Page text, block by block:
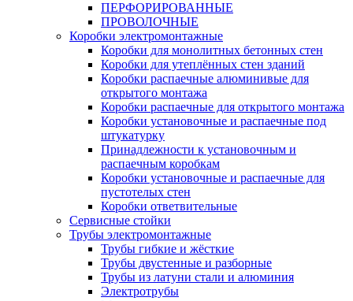
ПЕРФОРИРОВАННЫЕ
ПРОВОЛОЧНЫЕ
Коробки электромонтажные
Коробки для монолитных бетонных стен
Коробки для утеплённых стен зданий
Коробки распаечные алюминивые для
открытого монтажа
Коробки распаечные для открытого монтажа
Коробки установочные и распаечные под
штукатурку
Принадлежности к установочным и
распаечным коробкам
Коробки установочные и распаечные для
пустотелых стен
Коробки ответвительные
Сервисные стойки
Трубы электромонтажные
Трубы гибкие и жёсткие
Трубы двустенные и разборные
Трубы из латуни стали и алюминия
Электротрубы